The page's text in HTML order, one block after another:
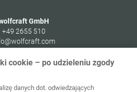
GmbH
+49 2655 510
Kempenich
cookie – po udzieleniu zgody
danych dot. odwiedzających